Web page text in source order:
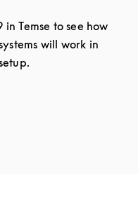
Temse to see how
will work in